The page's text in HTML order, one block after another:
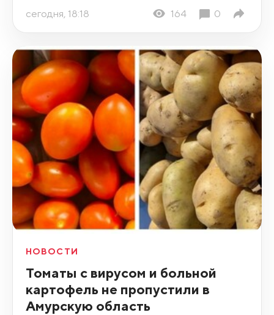
сегодня, 18:18 164 0
НОВОСТИ
Томаты с вирусом и больной
картофель не пропустили в
Амурскую область